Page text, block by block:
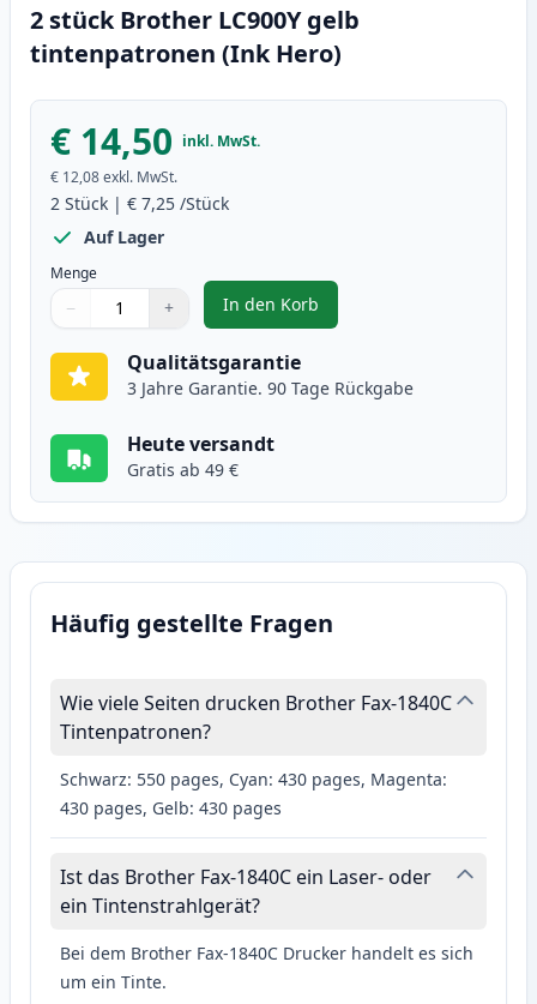
2 stück Brother LC900Y gelb
tintenpatronen (Ink Hero)
€ 14,50 inkl. MwSt.
€ 12,08exkl. MwSt.
2 Stück | € 7,25 /Stück
Auf Lager
Menge
Verwenden Sie die Tasten, um anzupassen
− +
1
In den Korb
, 2 stück Brother LC900Y gelb
Qualitätsgarantie
3 Jahre Garantie. 90 Tage Rückgabe
Heute versandt
Gratis ab 49 €
Häufig gestellte Fragen
Wie viele Seiten drucken Brother Fax-1840C
Tintenpatronen?
Schwarz: 550 pages, Cyan: 430 pages, Magenta:
430 pages, Gelb: 430 pages
Ist das Brother Fax-1840C ein Laser- oder
ein Tintenstrahlgerät?
Bei dem Brother Fax-1840C Drucker handelt es sich
um ein Tinte.